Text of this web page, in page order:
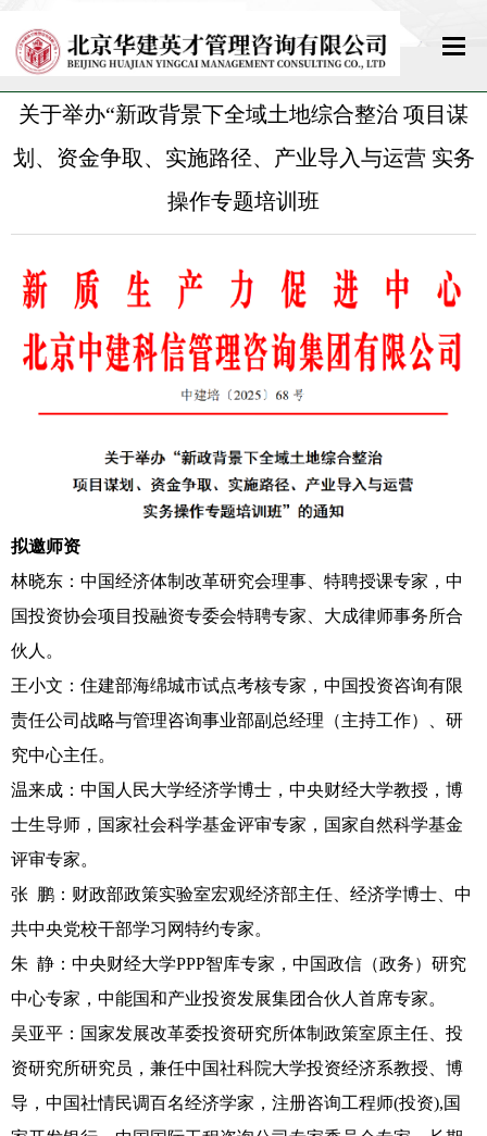
网站首页
关于我们
政策法规
教育培训
下载中心
关于举办“新政背景下全域土地综合整治 项目谋
划、资金争取、实施路径、产业导入与运营 实务
操作专题培训班
拟邀师资
林晓东：中国经济体制改革研究会理事、特聘授课专家，中
国投资协会项目投融资专委会特聘专家、大成律师事务所合
伙人。
王小文：住建部海绵城市试点考核专家，中国投资咨询有限
责任公司战略与管理咨询事业部副总经理（主持工作）、研
究中心主任。
温来成：中国人民大学经济学博士，中央财经大学教授，博
士生导师，国家社会科学基金评审专家，国家自然科学基金
评审专家。
张 鹏：财政部政策实验室宏观经济部主任、经济学博士、中
共中央党校干部学习网特约专家。
朱 静：中央财经大学PPP智库专家，中国政信（政务）研究
中心专家，中能国和产业投资发展集团合伙人首席专家。
吴亚平：国家发展改革委投资研究所体制政策室原主任、投
资研究所研究员，兼任中国社科院大学投资经济系教授、博
导，中国社情民调百名经济学家，注册咨询工程师(投资),国